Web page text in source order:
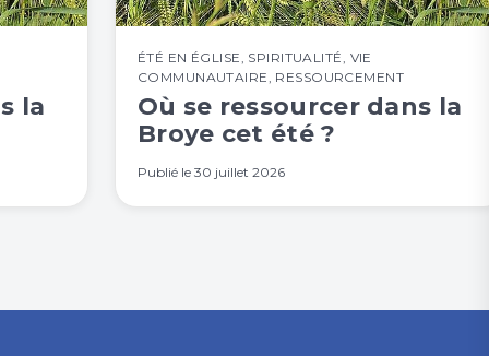
la
ÉTÉ EN ÉGLISE SPIRITUALITÉ VIE
COMMUNAUTAIRE RESSOURCEMENT
Où se ressourcer dans la
Broye cet été ?
Publié le 30 juillet 2026